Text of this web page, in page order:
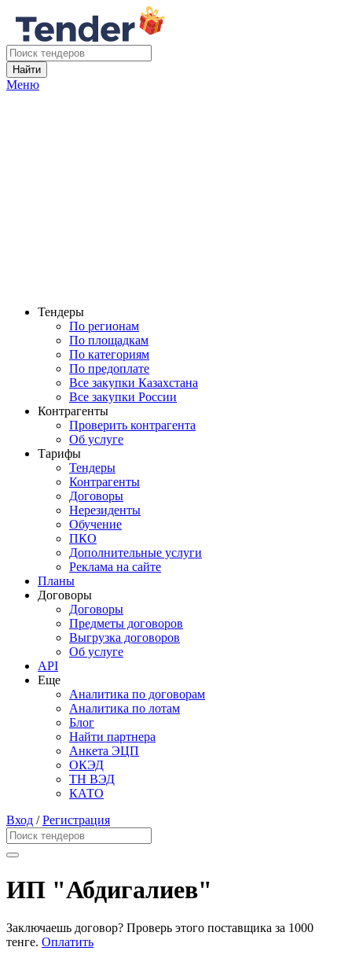
Найти
Меню
Тендеры
По регионам
По площадкам
По категориям
По предоплате
Все закупки Казахстана
Все закупки России
Контрагенты
Проверить контрагента
Об услуге
Тарифы
Тендеры
Контрагенты
Договоры
Нерезиденты
Обучение
ПКО
Дополнительные услуги
Реклама на сайте
Планы
Договоры
Договоры
Предметы договоров
Выгрузка договоров
Об услуге
API
Еще
Аналитика по договорам
Аналитика по лотам
Блог
Найти партнера
Анкета ЭЦП
ОКЭД
ТН ВЭД
КАТО
Вход /Регистрация
ИП "Абдигалиев"
Заключаешь договор? Проверь этого поставщика за 1000
тенге. Оплатить